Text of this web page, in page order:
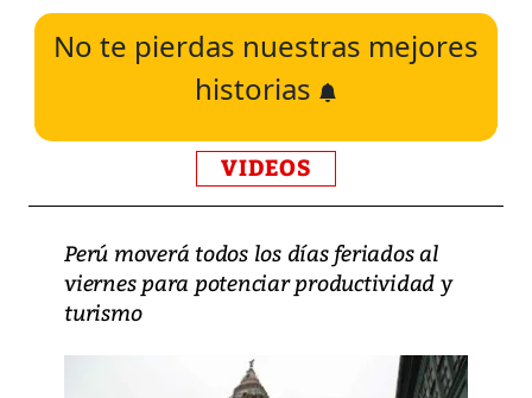
No te pierdas nuestras mejores
historias
VIDEOS
Perú moverá todos los días feriados al
viernes para potenciar productividad y
turismo